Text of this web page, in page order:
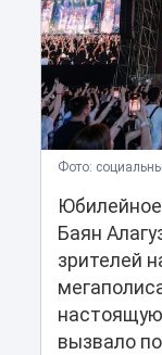
Фото:
Баян
зрителей
вызвало